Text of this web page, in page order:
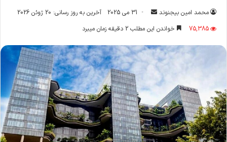
محمد امین بیجنوند
ارسال
ایمیل
31 می 2025
آخرین به روز رسانی: 20 ژوئن 2026
75,385
خواندن این مطلب 2 دقیقه زمان میبرد